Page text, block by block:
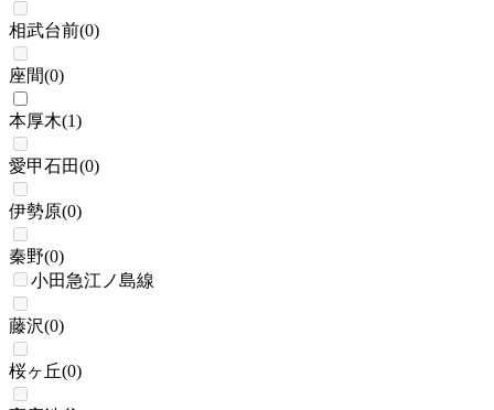
相武台前(0)
座間(0)
本厚木(1)
愛甲石田(0)
伊勢原(0)
秦野(0)
小田急江ノ島線
藤沢(0)
桜ヶ丘(0)